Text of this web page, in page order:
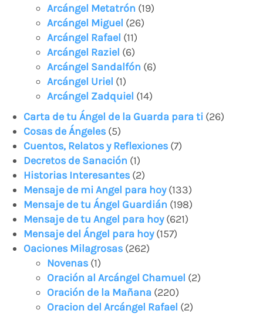
Arcángel Metatrón (19)
Arcángel Miguel (26)
Arcángel Rafael (11)
Arcángel Raziel (6)
Arcángel Sandalfón (6)
Arcángel Uriel (1)
Arcángel Zadquiel (14)
Carta de tu Ángel de la Guarda para ti (26)
Cosas de Ángeles (5)
Cuentos, Relatos y Reflexiones (7)
Decretos de Sanación (1)
Historias Interesantes (2)
Mensaje de mi Angel para hoy(133)
Mensaje de tu Ángel Guardián (198)
Mensaje de tu Angel para hoy(621)
Mensaje del Ángel para hoy(157)
Oaciones Milagrosas (262)
Novenas (1)
Oración al Arcángel Chamuel (2)
Oración de la Mañana (220)
Oracion del Arcángel Rafael (2)